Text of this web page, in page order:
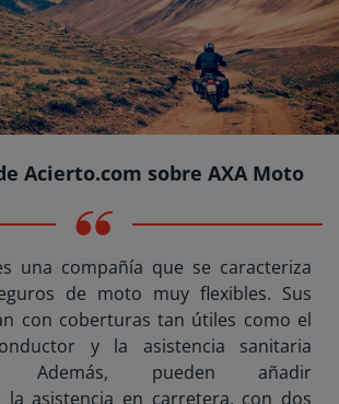
Acierto.com sobre AXA Moto
una compañía que se caracteriza
de moto muy flexibles. Sus
con coberturas tan útiles como el
y la asistencia sanitaria
Además, pueden añadir
la asistencia en carretera, con dos